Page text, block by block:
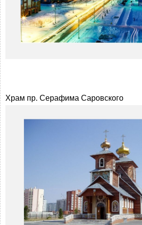
Храм пр. Серафима Саровского